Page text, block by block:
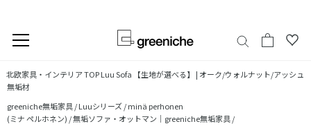
ン
ン
ツ
北欧家具・インテリア TOPLuu Sofa 【生地が選べる】 | オーク/ウォルナット/アッシュ
無垢材
greeniche無垢家具 /Luuシリーズ /minä perhonen
(ミナ ペルホネン) /無垢ソファ・オットマン｜greeniche無垢家具 /